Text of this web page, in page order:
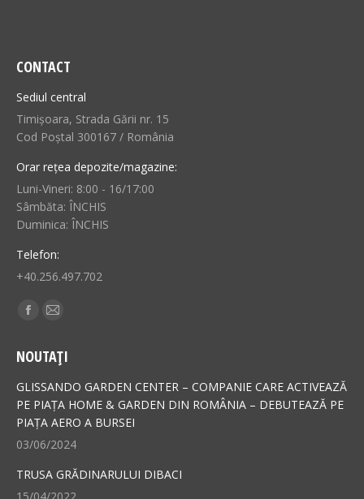
CONTACT
Sediul central
Timișoara, Strada Gării nr. 15
Cod Poștal 300167 / România
Orar rețea depozite/magazine:
Luni-Vineri: 8:00 - 16/17:00
Sâmbăta: ÎNCHIS
Duminica: ÎNCHIS
Telefon:
+40.256.497.702
Find us on:
Facebook
opens
in
new
window
Mail
opens
in
new
window
NOUTAȚI
GLISSANDO GARDEN CENTER – COMPANIE CARE ACTIVEAZĂ
PE PIAȚA HOME & GARDEN DIN ROMÂNIA – DEBUTEAZĂ PE
PIAȚA AERO A BURSEI
03/06/2024
TRUSA GRĂDINARULUI DIBACI